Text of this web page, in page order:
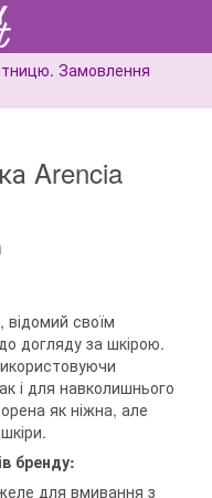
Замовлення
Arencia
своїм
догляду за шкірою.
і для навколишнього
як ніжна, але
бренду:
для вмивання з